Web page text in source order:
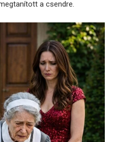
a csendre.